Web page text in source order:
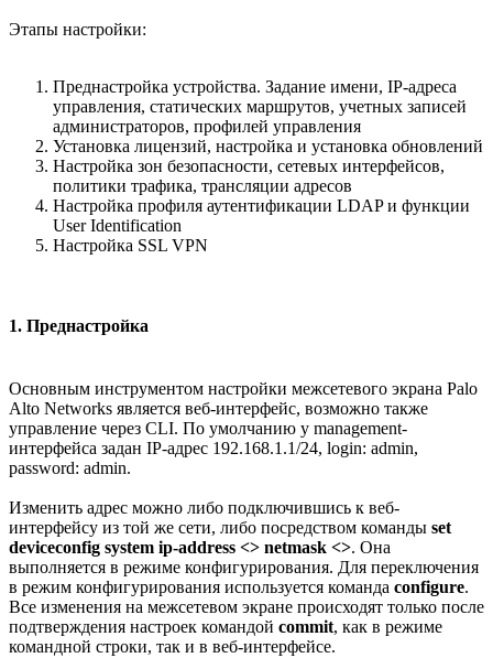
Этапы настройки:
Преднастройка устройства. Задание имени, IP-адреса
управления, статических маршрутов, учетных записей
администраторов, профилей управления
Установка лицензий, настройка и установка обновлений
Настройка зон безопасности, сетевых интерфейсов,
политики трафика, трансляции адресов
Настройка профиля аутентификации LDAP и функции
User Identification
Настройка SSL VPN
1. Преднастройка
Основным инструментом настройки межсетевого экрана Palo
Alto Networks является веб-интерфейс, возможно также
управление через CLI. По умолчанию у management-
интерфейса задан IP-адрес 192.168.1.1/24, login: admin,
password: admin.
Изменить адрес можно либо подключившись к веб-
интерфейсу из той же сети, либо посредством команды set
deviceconfig system ip-address <> netmask <>. Она
выполняется в режиме конфигурирования. Для переключения
в режим конфигурирования используется команда configure.
Все изменения на межсетевом экране происходят только после
подтверждения настроек командой commit, как в режиме
командной строки, так и в веб-интерфейсе.